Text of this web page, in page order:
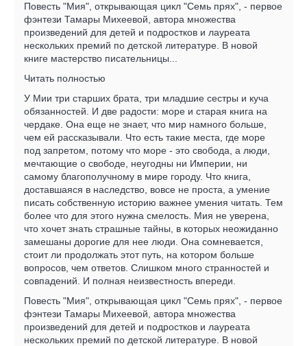
Повесть "Мия", открывающая цикл "Семь прях", - первое
фэнтези Тамары Михеевой, автора множества
произведений для детей и подростков и лауреата
нескольких премий по детской литературе. В новой
книге мастерство писательницы...
Читать полностью
У Мии три старших брата, три младшие сестры и куча
обязанностей. И две радости: море и старая книга на
чердаке. Она еще не знает, что мир намного больше,
чем ей рассказывали. Что есть такие места, где море
под запретом, потому что море - это свобода, а люди,
мечтающие о свободе, неугодны ни Империи, ни
самому благополучному в мире городу. Что книга,
доставшаяся в наследство, вовсе не проста, а умение
писать собственную историю важнее умения читать. Тем
более что для этого нужна смелость. Мия не уверена,
что хочет знать страшные тайны, в которых неожиданно
замешаны дорогие для нее люди. Она сомневается,
стоит ли продолжать этот путь, на котором больше
вопросов, чем ответов. Слишком много странностей и
совпадений. И полная неизвестность впереди.
Повесть "Мия", открывающая цикл "Семь прях", - первое
фэнтези Тамары Михеевой, автора множества
произведений для детей и подростков и лауреата
нескольких премий по детской литературе. В новой